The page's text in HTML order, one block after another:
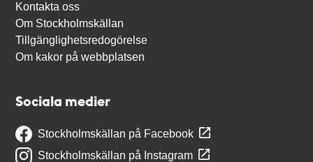
Kontakta oss
Om Stockholmskällan
Tillgänglighetsredogörelse
Om kakor på webbplatsen
Sociala medier
Stockholmskällan på Facebook
Stockholmskällan på Instagram